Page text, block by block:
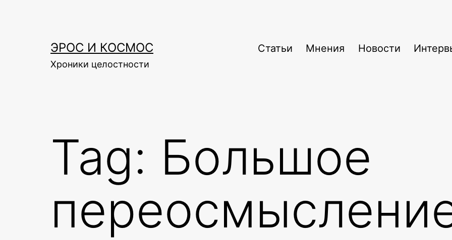
ЭРОС И КОСМОС
Хроники целостности
Статьи Мнения Новости
Tag: Большое